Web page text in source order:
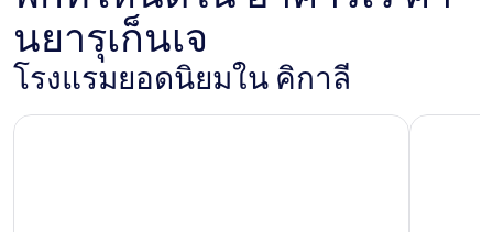
นยารุเก็นเจ
โรงแรมยอดนิยมใน คิกาลี
Kigali Serena Hotel Radisson